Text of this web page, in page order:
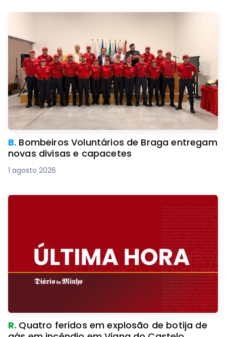
B. Bombeiros Voluntários de Braga entregam
novas divisas e capacetes
1 agosto 2026
R. Quatro feridos em explosão de botija de